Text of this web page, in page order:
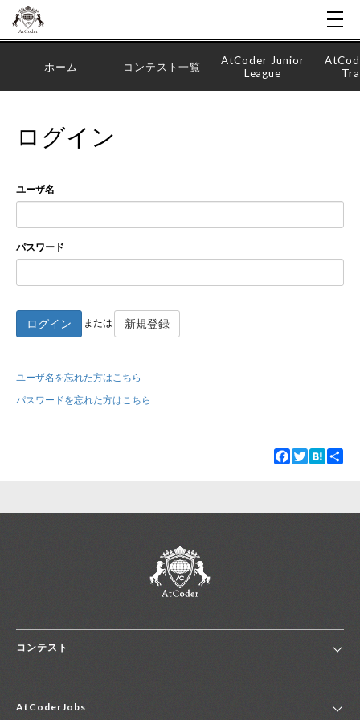
新規登録
ホーム コンテスト一覧
AtCoder Junior
League
ログイン
ユーザ名
パスワード
ログイン または 新規登録
ユーザ名を忘れた方はこちら
パスワードを忘れた方はこちら
Facebook
TwitterHatena
コンテスト
コンテスト一覧
AtCoderJobs